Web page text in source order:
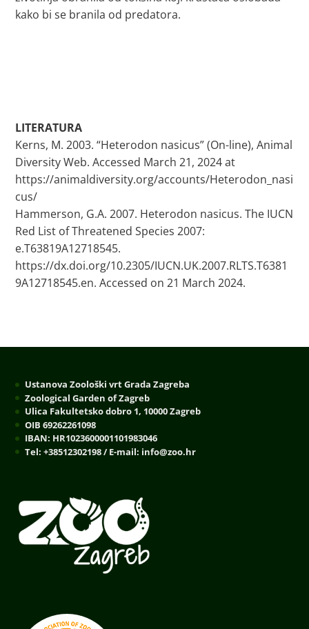
kako bi se branila od predatora.
LITERATURA
Kerns, M. 2003. “Heterodon nasicus” (On-line), Animal
Diversity Web. Accessed March 21, 2024 at
https://animaldiversity.org/accounts/Heterodon_nasi
cus/
Hammerson, G.A. 2007. Heterodon nasicus. The IUCN
Red List of Threatened Species 2007:
e.T63819A12718545.
https://dx.doi.org/10.2305/IUCN.UK.2007.RLTS.T6381
9A12718545.en. Accessed on 21 March 2024.
Ustanova Zoološki vrt Grada Zagreba
Zoological Garden of Zagreb
Ulica Fakultetsko dobro 1, 10000 Zagreb
OIB 69262261098
IBAN: HR1023600001101983046
Tel: +38512302198 / E-mail: info@zoo.hr